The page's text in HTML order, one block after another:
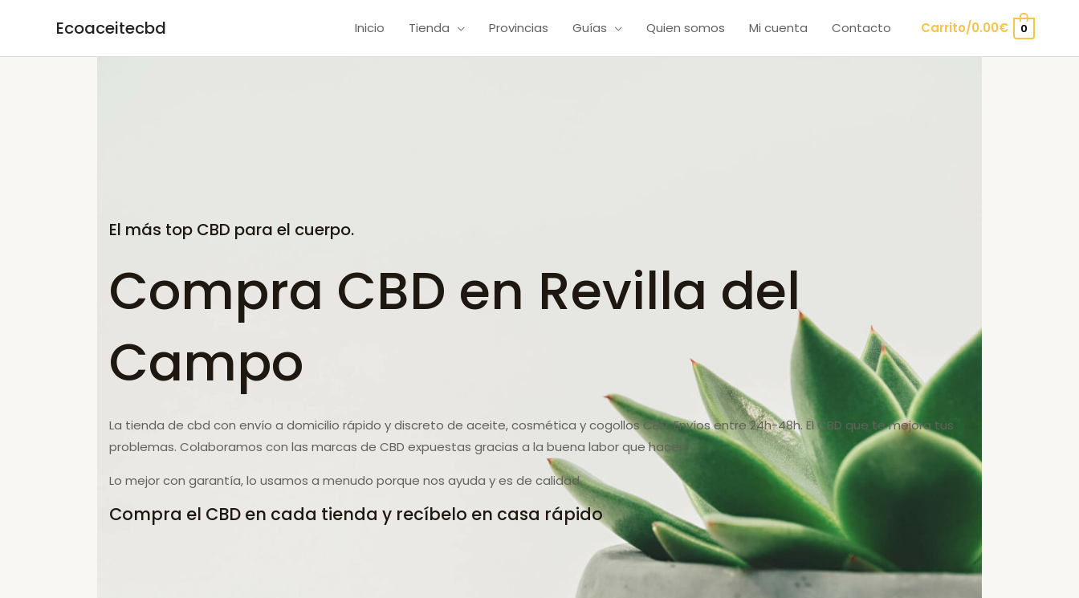
contenido
Ecoaceitecbd Inicio Tienda Provincias Guías Quien somos Mi cuenta Contacto Carrito/0.00€ 0
El más top CBD para el cuerpo.
Compra CBD en Revilla del
Campo
La tienda de cbd con envío a domicilio rápido y discreto de aceite, cosmética y cogollos CBD. Envíos entre 24h-48h. El CBD que te mejora tus
problemas. Colaboramos con las marcas de CBD expuestas gracias a la buena labor que hacen.
Lo mejor con garantía, lo usamos a menudo porque nos ayuda y es de calidad.
Compra el CBD en cada tienda y recíbelo en casa rápido